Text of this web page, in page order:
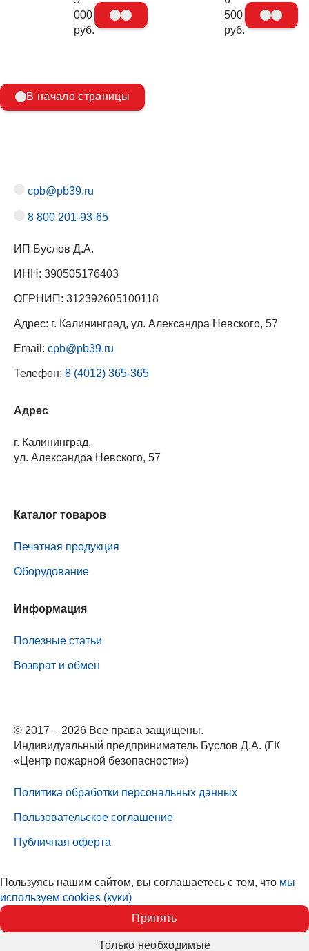
000
руб.
500
руб.
В начало страницы
cpb@pb39.ru
8 800 201-93-65
ИП Буслов Д.А.
ИНН: 390505176403
ОГРНИП: 312392605100118
Адрес: г. Калининград, ул. Александра Невского, 57
Email: cpb@pb39.ru
Телефон: 8 (4012) 365-365
Адрес
г. Калининград,
ул. Александра Невского, 57
Каталог товаров
Печатная продукция
Оборудование
Информация
Полезные статьи
Возврат и обмен
© 2017 – 2026 Все права защищены.
Индивидуальный предприниматель Буслов Д.А. (ГК
«Центр пожарной безопасности»)
Политика обработки персональных данных
Пользовательское соглашение
Публичная оферта
Пользуясь нашим сайтом, вы соглашаетесь с тем, что мы
используем cookies (куки)
Принять
Только необходимые